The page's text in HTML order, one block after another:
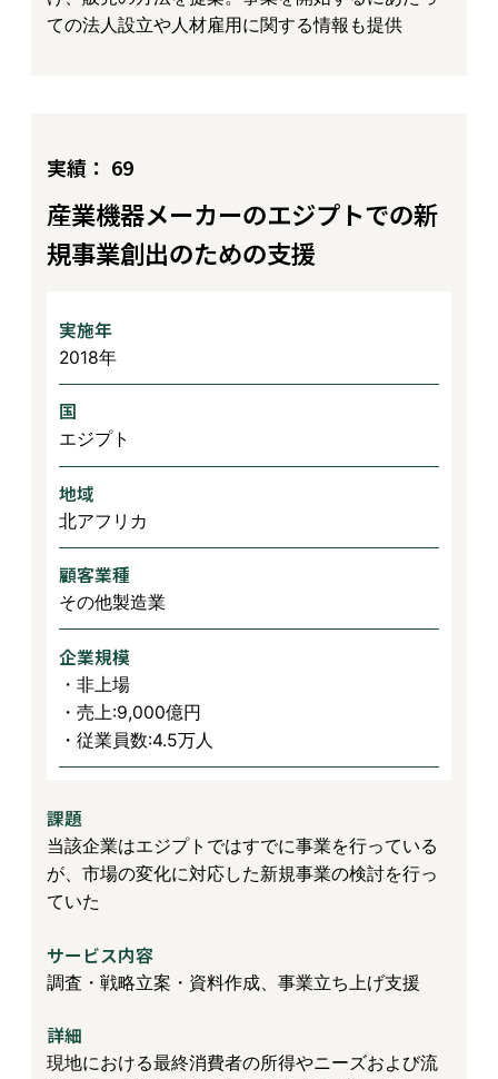
ての法人設立や人材雇用に関する情報も提供
実績： 69
産業機器メーカーのエジプトでの新
規事業創出のための支援
実施年
2018年
国
エジプト
地域
北アフリカ
顧客業種
その他製造業
企業規模
・非上場
・売上:9,000億円
・従業員数:4.5万人
課題
当該企業はエジプトではすでに事業を行っている
が、市場の変化に対応した新規事業の検討を行っ
ていた
サービス内容
調査・戦略立案・資料作成、事業立ち上げ支援
詳細
現地における最終消費者の所得やニーズおよび流